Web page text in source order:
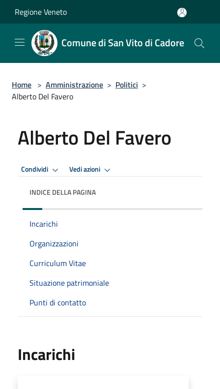
Regione Veneto
Comune di San Vito di Cadore
Home > Amministrazione > Politici >
Alberto Del Favero
Alberto Del Favero
Condividi Vedi azioni
INDICE DELLA PAGINA
Incarichi
Organizzazioni
Curriculum Vitae
Situazione patrimoniale
Punti di contatto
Incarichi